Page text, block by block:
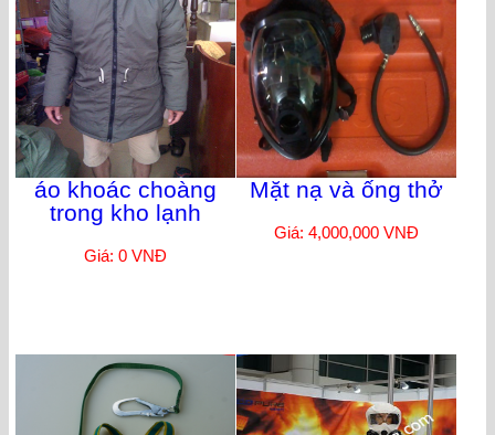
áo khoác choàng
trong kho lạnh
Giá: 0 VNĐ
Mặt nạ và ống thở
Giá: 4,000,000 VNĐ